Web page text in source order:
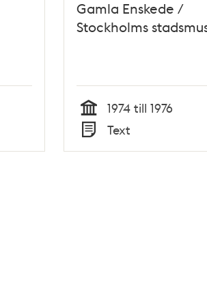
Gamla Enskede /
Stockholms
Tid
1974 till 1976
Typ
Text